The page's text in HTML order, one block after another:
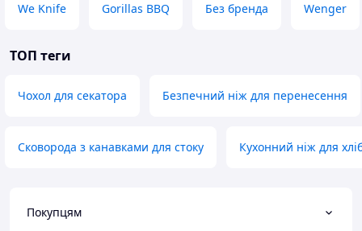
We Knife Gorillas BBQ Без бренда Wenger
ТОП теги
Чохол для секатора Безпечний ніж для перенесення
Сковорода з канавками для стоку Кухонний ніж для
Покупцям